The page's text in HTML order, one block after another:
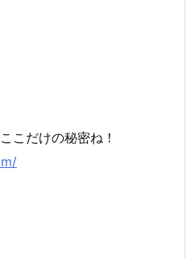
こだけの秘密ね！